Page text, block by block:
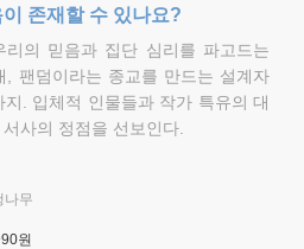
존재할 수 있나요?
의 믿음과 집단 심리를 파고드는
, 팬덤이라는 종교를 만드는 설계자
. 입체적 인물들과 작가 특유의 대
사의 정점을 선보인다.
나무
원